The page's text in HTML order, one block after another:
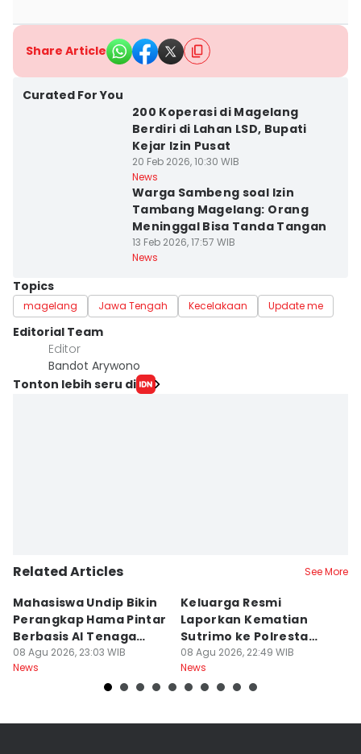
Share Article
Curated For You
200 Koperasi di Magelang
Berdiri di Lahan LSD, Bupati
Kejar Izin Pusat
20 Feb 2026, 10:30 WIB
News
Warga Sambeng soal Izin
Tambang Magelang: Orang
Meninggal Bisa Tanda Tangan
13 Feb 2026, 17:57 WIB
News
Topics
magelang Jawa Tengah Kecelakaan Update me
Editorial Team
Editor
Bandot Arywono
Tonton lebih seru di
Related Articles See More
Mahasiswa Undip Bikin
Perangkap Hama Pintar
Berbasis AI Tenaga
Surya
08 Agu 2026, 23:03 WIB
News
Keluarga Resmi
Laporkan Kematian
Sutrimo ke Polresta
Banyumas
08 Agu 2026, 22:49 WIB
News